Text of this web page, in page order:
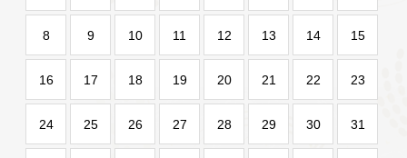
8 9 10 11 12 13 14 15
16 17 18 19 20 21 22 23
24 25 26 27 28 29 30 31